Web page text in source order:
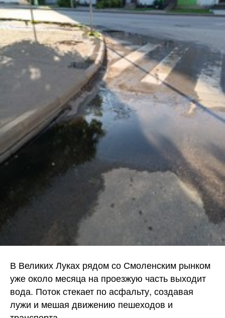
В Великих Луках рядом со Смоленским рынком
уже около месяца на проезжую часть выходит
вода. Поток стекает по асфальту, создавая
лужи и мешая движению пешеходов и